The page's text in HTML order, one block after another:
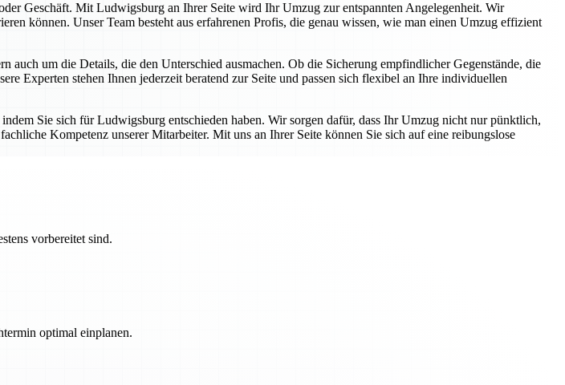
Geschäft. Mit Ludwigsburg an Ihrer Seite wird Ihr Umzug zur entspannten Angelegenheit. Wir
können. Unser Team besteht aus erfahrenen Profis, die genau wissen, wie man einen Umzug effizient
um die Details, die den Unterschied ausmachen. Ob die Sicherung empfindlicher Gegenstände, die
Experten stehen Ihnen jederzeit beratend zur Seite und passen sich flexibel an Ihre individuellen
Sie sich für Ludwigsburg entschieden haben. Wir sorgen dafür, dass Ihr Umzug nicht nur pünktlich,
Kompetenz unserer Mitarbeiter. Mit uns an Ihrer Seite können Sie sich auf eine reibungslose
vorbereitet sind.
optimal einplanen.